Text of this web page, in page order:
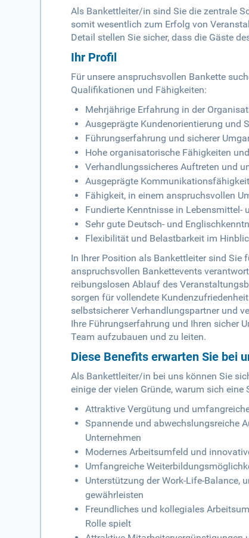
Als Bankettleiter/in sind Sie die zentrale
somit wesentlich zum Erfolg von
Detail stellen Sie sicher, dass die Gäste
Ihr Profil
Für unsere anspruchsvollen Bankette
Qualifikationen und Fähigkeiten:
Mehrjährige Erfahrung in der
Ausgeprägte Kundenorientierung und
Führungserfahrung und sicherer
Hohe organisatorische Fähigkeiten
Verhandlungssicheres Auftreten und
Ausgeprägte
Fähigkeit, in einem anspruchsvollen
Fundierte Kenntnisse in Lebensmittel-
Sehr gute Deutsch- und
Flexibilität und Belastbarkeit im
In Ihrer Position als Bankettleiter sind
anspruchsvollen Bankettevents
reibungslosen Ablauf des
sorgen für vollendete
selbstsicherer Verhandlungspartner und
Ihre Führungserfahrung und Ihren sicher
Team aufzubauen und zu leiten.
Diese Benefits erwarten Sie bei
Als Bankettleiter/in bei uns können Sie
einige der vielen Gründe, warum sich eine
Attraktive Vergütung und
Spannende und abwechslungsreiche
Unternehmen
Modernes Arbeitsumfeld und
Umfangreiche
Unterstützung der Work-Life-Balance,
gewährleisten
Freundliches und kollegiales
Rolle spielt